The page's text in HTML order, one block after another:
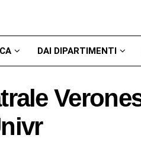
DAI DIPARTIMENTI